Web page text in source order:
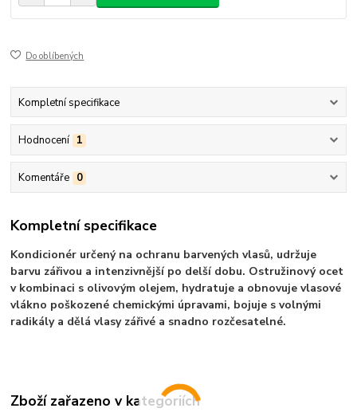
Do oblíbených
Kompletní specifikace
Hodnocení 1
Komentáře 0
Kompletní specifikace
Kondicionér určený na ochranu barvených vlasů, udržuje
barvu zářivou a intenzivnější po delší dobu. Ostružinový ocet
v kombinaci s olivovým olejem, hydratuje a obnovuje vlasové
vlákno poškozené chemickými úpravami, bojuje s volnými
radikály a dělá vlasy zářivé a snadno rozčesatelné.
Zboží zařazeno v kategoriích